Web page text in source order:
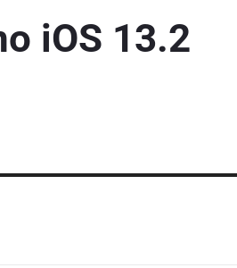
iOS 13.2